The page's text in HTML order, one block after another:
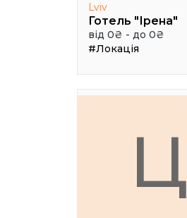
Lviv
Готель "Ірена"
від 0₴ - до 0₴
#Локація
Ц